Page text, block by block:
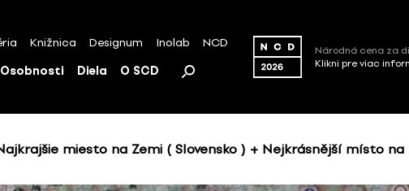
Knižnica Designum Inolab NCD
Osobnosti Diela O SCD
Národná cena za
Klikni pre viac
miesto na Zemi ( Slovensko ) + Nejkrásnější místo